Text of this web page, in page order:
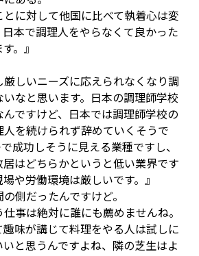
とに対して他国に比べて執着心は変
本で調理人をやらなくて良かった
。』
厳しいニーズに応えられなくなり調
なと思います。日本の調理師学校
ですけど、日本では調理師学校の
を続けられず辞めていくそうで
成功しそうに見える業種ですし、
はどちらかというと低い業界です
や労働環境は厳しいです。』
側だったんですけど。
仕事は絶対に誰にも薦めませんね。
味が講じて料理をやる人は試しに
と思うんですよね、隣の芝生はよ